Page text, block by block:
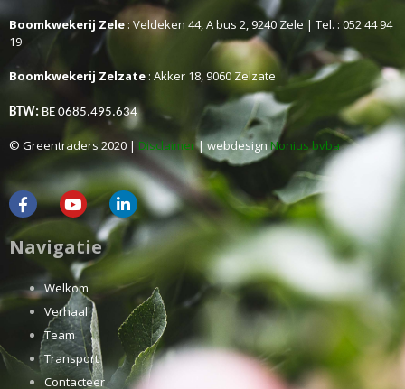
Boomkwekerij Zele: Veldeken 44, A bus 2, 9240 Zele | Tel. : 052 44 94
19
Boomkwekerij Zelzate : Akker 18, 9060 Zelzate
BTW: BE 0685.495.634
© Greentraders 2020 | Disclaimer| webdesignNonius bvba
Navigatie
Welkom
Verhaal
Team
Transport
Contacteer